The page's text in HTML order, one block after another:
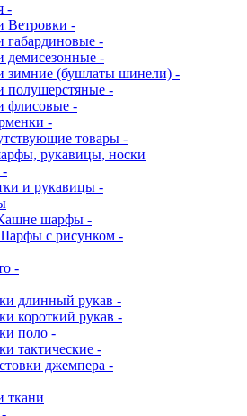
-
Ветровки -
габардиновые -
демисезонные -
зимние (бушлаты шинели) -
полушерстяные -
флисовые -
-
товары -
рукавицы, носки
-
и рукавицы -
шарфы -
с рисунком -
-
длинный рукав -
короткий рукав -
поло -
тактические -
джемпера -
ткани